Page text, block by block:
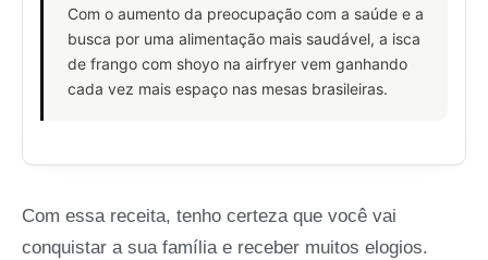
Com o aumento da preocupação com a saúde e a
busca por uma alimentação mais saudável, a isca
de frango com shoyo na airfryer vem ganhando
cada vez mais espaço nas mesas brasileiras.
Com essa receita, tenho certeza que você vai
conquistar a sua família e receber muitos elogios.